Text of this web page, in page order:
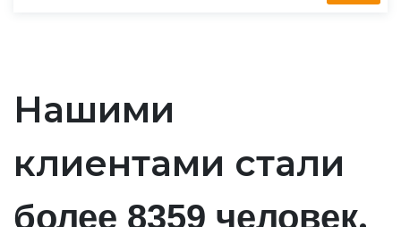
Нашими
клиентами стали
более 8359 человек.